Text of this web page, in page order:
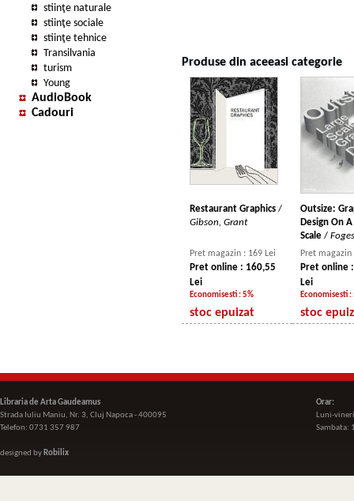
stiinţe naturale
stiinţe sociale
stiinţe tehnice
Transilvania
turism
Young
AudioBook
Cadouri
Produse din aceeasi categorie
Restaurant Graphics /
Gibson, Grant
Outsize:
Design On
Scale /
Pret magazin : 169 Lei
Pret online : 160,55
Lei
Economisesti : 5%
Pret magazin
Pret online
Lei
Economisesti :
stoc epuizat stoc
Libraria de Arta Gaudeamus
Strada Iuliu Maniu, Nr. 3, Cluj Napoca - 400095
Telefon: 0731 357 987
designed byRobilix
Orar:
Luni-
Sambata: